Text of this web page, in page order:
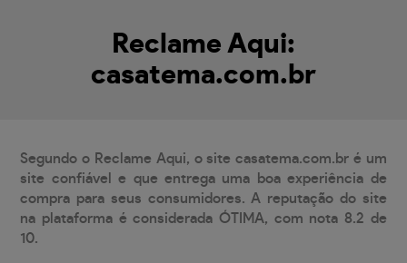
Reclame Aqui:
casatema.com.br
Segundo o Reclame Aqui, o site casatema.com.br é um
site confiável e que entrega uma boa experiência de
compra para seus consumidores. A reputação do site
na plataforma é considerada ÓTIMA, com nota 8.2 de
10.